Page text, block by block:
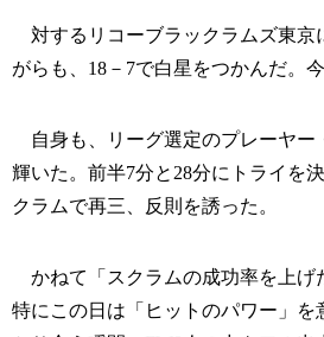
対するリコーブラックラムズ東京
がらも、18－7で白星をつかんだ。今
自身も、リーグ選定のプレーヤー
輝いた。前半7分と28分にトライを
クラムで再三、反則を誘った。
かねて「スクラムの成功率を上げ
特にこの日は「ヒットのパワー」を